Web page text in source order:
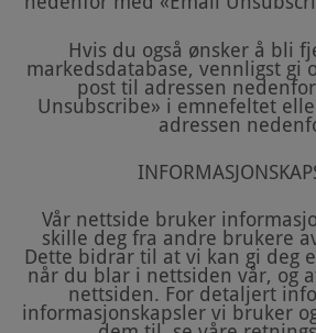
Hvis du også ønsker å bli
markedsdatabase, vennligst gi
post til adressen
Unsubscribe» i emnefeltet
adressen
Vår nettside bruker
skille deg fra andre brukere
Dette bidrar til at vi kan gi deg
når du blar i nettsiden vår, og
nettsiden. For detaljert
informasjonskapsler vi bruker